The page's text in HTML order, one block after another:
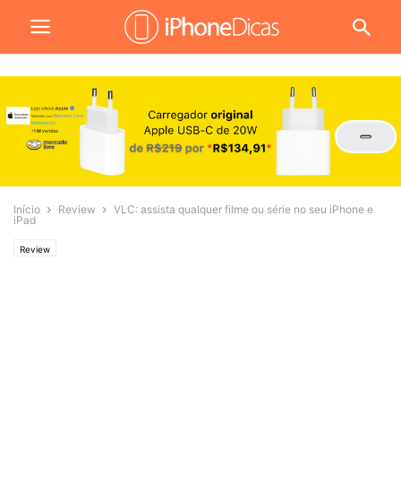
Início Review
VLC: assista qualquer filme ou série no seu iPhone e
iPad
Review